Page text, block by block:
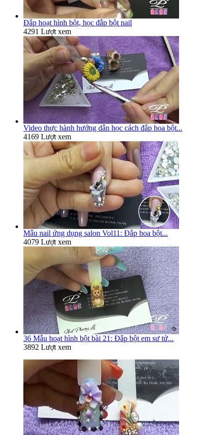
Đắp hoạt hình bột, học đắp bột nail
4291 Lượt xem
Video thực hành hướng dẫn học cách đắp hoa bột...
4169 Lượt xem
Mẫu nail ứng dụng salon Vol11: Đắp hoa bột...
4079 Lượt xem
36 Mẫu hoạt hình bột bài 21: Đắp bột em sư tử...
3892 Lượt xem